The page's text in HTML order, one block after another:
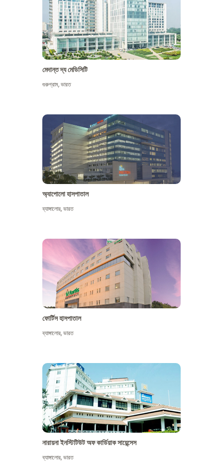
মেদান্ত দ্য মেডিসিটি
গুরুগ্রাম,ভারত
অ্যাপোলো হাসপাতাল
ব্যাঙ্গালোর,ভারত
ফোর্টিস হাসপাতাল
ব্যাঙ্গালোর,ভারত
নারায়না ইনস্টিটিউট অফ কার্ডিয়াক সায়েন্সেস
ব্যাঙ্গালোর,ভারত